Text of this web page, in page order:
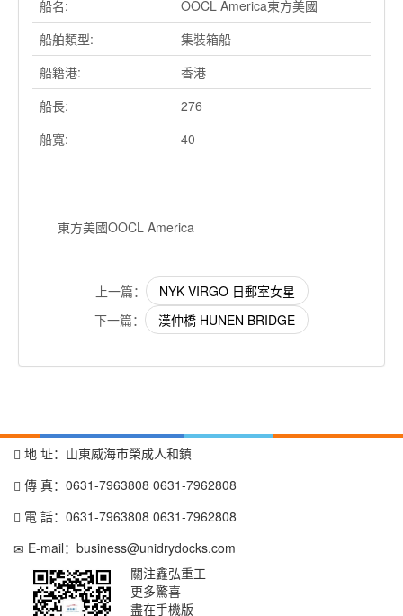
船名:
OOCL America東方美國
船舶類型:
集裝箱船
船籍港:
香港
船長:
276
船寬:
40
東方美國OOCL America
上一篇：
NYK VIRGO 日郵室女星
下一篇：
漢仲橋 HUNEN BRIDGE
地 址：山東威海市榮成人和鎮
傳 真：0631-7963808 0631-7962808
電 話：0631-7963808 0631-7962808
E-mail： business@unidrydocks.com
關注鑫弘重工
更多驚喜
盡在手機版